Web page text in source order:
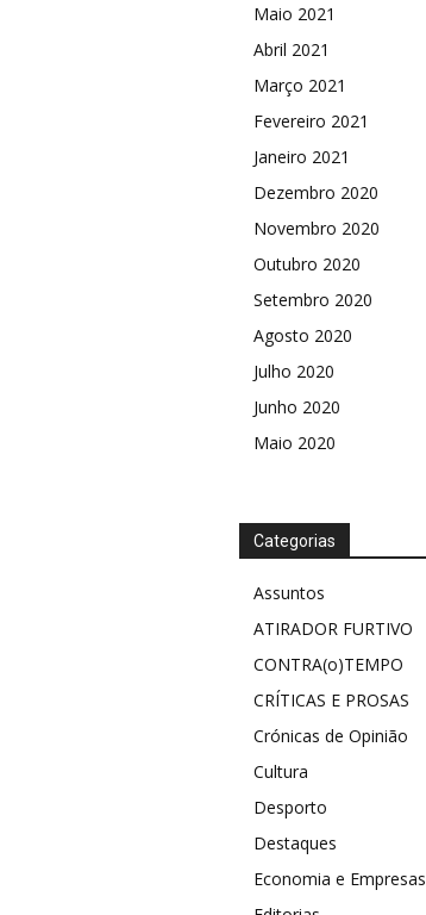
Maio 2021
Abril 2021
Março 2021
Fevereiro 2021
Janeiro 2021
Dezembro 2020
Novembro 2020
Outubro 2020
Setembro 2020
Agosto 2020
Julho 2020
Junho 2020
Maio 2020
Categorias
Assuntos
ATIRADOR FURTIVO
CONTRA(o)TEMPO
CRÍTICAS E PROSAS
Crónicas de Opinião
Cultura
Desporto
Destaques
Economia e Empresas